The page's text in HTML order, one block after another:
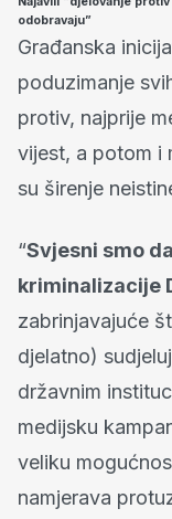
odobravaju”
Građanska
poduzimanje
protiv, najprije
vijest, a potom i
su širenje
“Svjesni smo
kriminalizacije
zabrinjavajuće
djelatno)
državnim
medijsku
veliku
namjerava